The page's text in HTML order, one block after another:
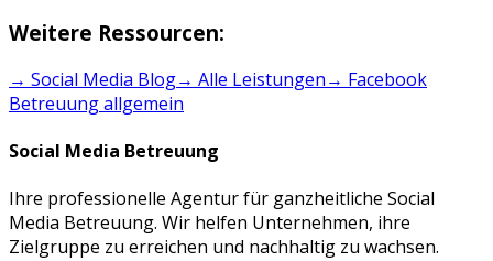
Weitere Ressourcen:
→ Social Media Blog→ Alle Leistungen→ Facebook
Betreuungallgemein
Social Media Betreuung
Ihre professionelle Agentur für ganzheitliche Social
Media Betreuung. Wir helfen Unternehmen, ihre
Zielgruppe zu erreichen und nachhaltig zu wachsen.